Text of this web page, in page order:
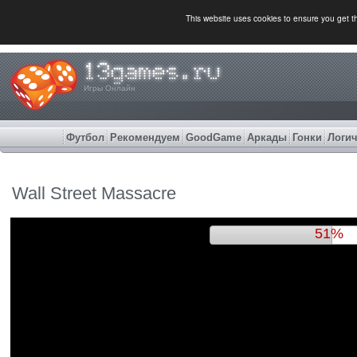
This website uses cookies to ensure you get
Игры Онлайн
Футбол Рекомендуем GoodGame Аркады Гонки
Wall Street Massacre
54%